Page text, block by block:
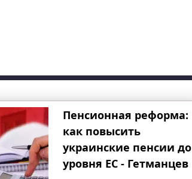
Пенсионная реформа:
как повысить
украинские пенсии до
уровня ЕС - Гетманцев